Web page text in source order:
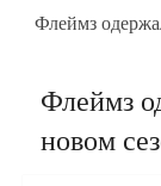
Флеймз
Флеймз
новом